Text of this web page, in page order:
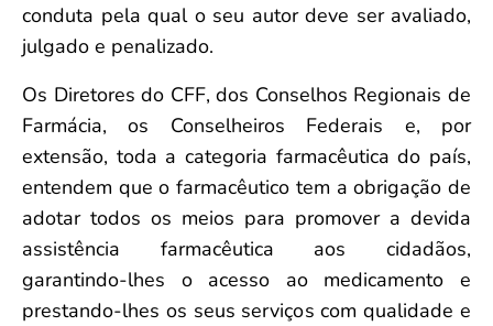
conduta pela qual o seu autor deve ser avaliado,
julgado e penalizado.
Os Diretores do CFF, dos Conselhos Regionais de
Farmácia, os Conselheiros Federais e, por
extensão, toda a categoria farmacêutica do país,
entendem que o farmacêutico tem a obrigação de
adotar todos os meios para promover a devida
assistência farmacêutica aos cidadãos,
garantindo-lhes o acesso ao medicamento e
prestando-lhes os seus serviços com qualidade e